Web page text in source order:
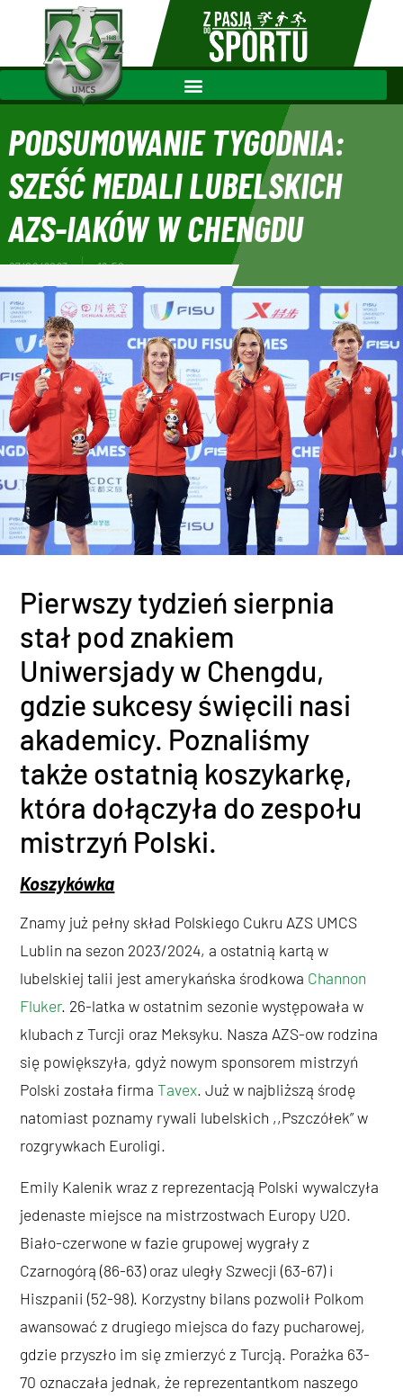
PODSUMOWANIE TYGODNIA:
SZEŚĆ MEDALI LUBELSKICH
AZS-IAKÓW W CHENGDU
07/08/2023 18:50
Pierwszy tydzień sierpnia
stał pod znakiem
Uniwersjady w Chengdu,
gdzie sukcesy święcili nasi
akademicy. Poznaliśmy
także ostatnią koszykarkę,
która dołączyła do zespołu
mistrzyń Polski.
Koszykówka
Znamy już pełny skład Polskiego Cukru AZS UMCS
Lublin na sezon 2023/2024, a ostatnią kartą w
lubelskiej talii jest amerykańska środkowa Channon
Fluker. 26-latka w ostatnim sezonie występowała w
klubach z Turcji oraz Meksyku. Nasza AZS-ow rodzina
się powiększyła, gdyż nowym sponsorem mistrzyń
Polski została firmaTavex. Już w najbliższą środę
natomiast poznamy rywali lubelskich ,,Pszczółek” w
rozgrywkach Euroligi.
Emily Kalenik wraz z reprezentacją Polski wywalczyła
jedenaste miejsce na mistrzostwach Europy U20.
Biało-czerwone w fazie grupowej wygrały z
Czarnogórą (86-63) oraz uległy Szwecji (63-67) i
Hiszpanii (52-98). Korzystny bilans pozwolił Polkom
awansować z drugiego miejsca do fazy pucharowej,
gdzie przyszło im się zmierzyć z Turcją. Porażka 63-
70 oznaczała jednak, że reprezentantkom naszego